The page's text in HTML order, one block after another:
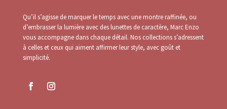
Qu’il s’agisse de marquer le temps avec une montre raffinée, ou
d’embrasser la lumière avec des lunettes de caractère, Marc Enzo
vous accompagne dans chaque détail. Nos collections s’adressent
à celles et ceux qui aiment affirmer leur style, avec goût et
simplicité.